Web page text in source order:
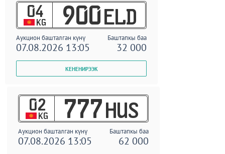
04
KG 900 ELD
Аукцион башталган күнү Баштапкы баа
07.08.2026 13:05 32 000
02
KG 777 HUS
Аукцион башталган күнү Баштапкы баа
07.08.2026 13:05 62 000